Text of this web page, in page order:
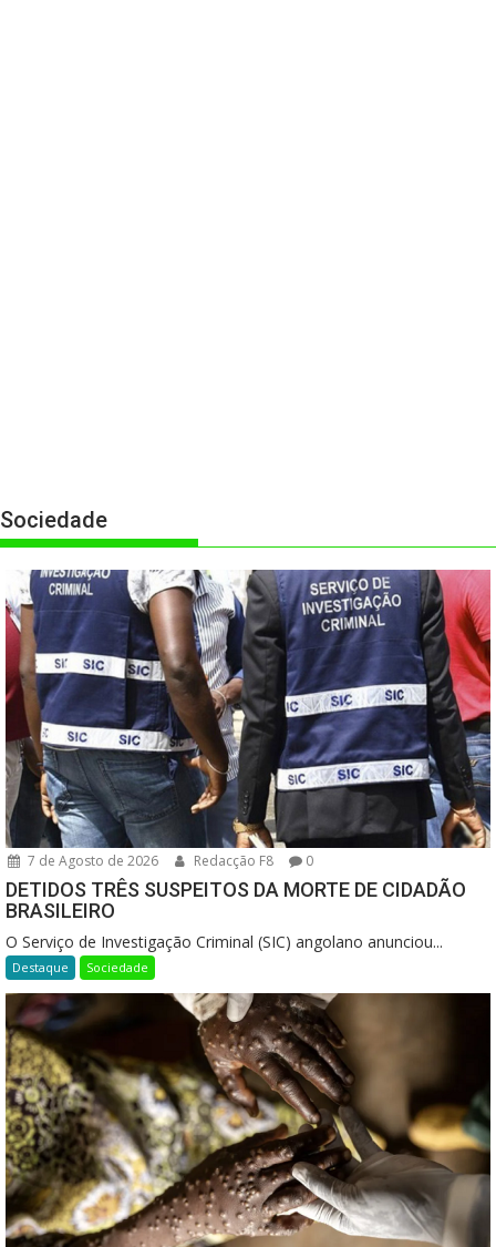
Sociedade
7 de Agosto de 2026 Redacção F8 0
DETIDOS TRÊS SUSPEITOS DA MORTE DE CIDADÃO
BRASILEIRO
O Serviço de Investigação Criminal (SIC) angolano anunciou...
Destaque Sociedade